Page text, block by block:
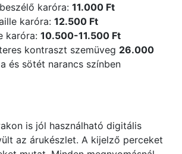
karóra: 11.000 Ft
karóra: 12.500 Ft
karóra: 10.500-11.500 Ft
kontraszt szemüveg 26.000
és sötét narancs színben
is jól használható digitális
az árukészlet. A kijelző perceket